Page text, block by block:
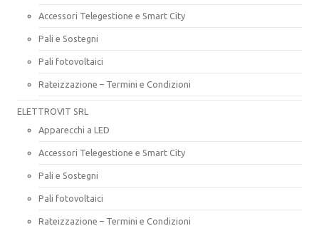
Accessori Telegestione e Smart City
Pali e Sostegni
Pali fotovoltaici
Rateizzazione – Termini e Condizioni
ELETTROVIT SRL
Apparecchi a LED
Accessori Telegestione e Smart City
Pali e Sostegni
Pali fotovoltaici
Rateizzazione – Termini e Condizioni